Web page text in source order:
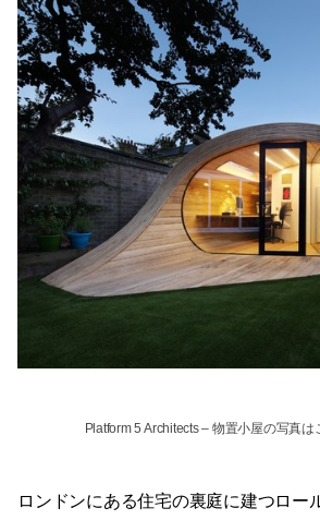
Platform 5 Architects– 物置小屋の写真は
ロンドンにある住宅の裏庭に建つロー